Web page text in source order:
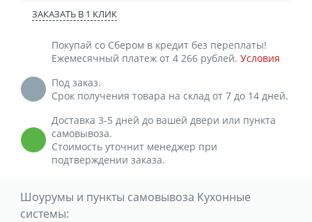
ЗАКАЗАТЬ В 1 КЛИК
Покупай со Сбером в кредит без переплаты!
Ежемесячный платеж от 4 266 рублей. Условия
Под заказ.
Срок получения товара на склад от 7 до 14 дней.
Доставка 3-5 дней до вашей двери или пункта
самовывоза.
Стоимость уточнит менеджер при
подтверждении заказа.
Шоурумы и пункты самовывоза Кухонные
системы: